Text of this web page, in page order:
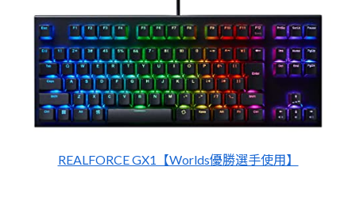
REALFORCE GX1【Worlds優勝選手使用】